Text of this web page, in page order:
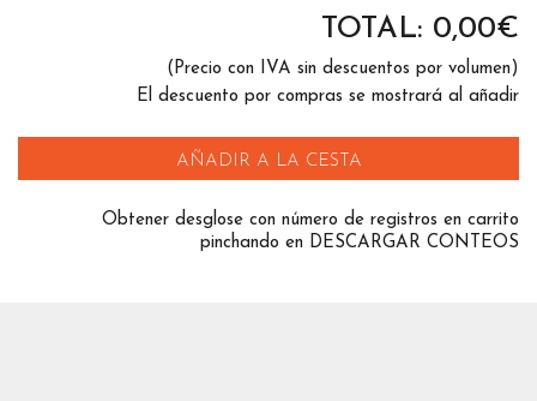
TOTAL: 0,00€
(Precio con IVA sin descuentos por volumen)
El descuento por compras se mostrará al añadir
AÑADIR A LA CESTA
Obtener desglose con número de registros en carrito
pinchando en DESCARGAR CONTEOS